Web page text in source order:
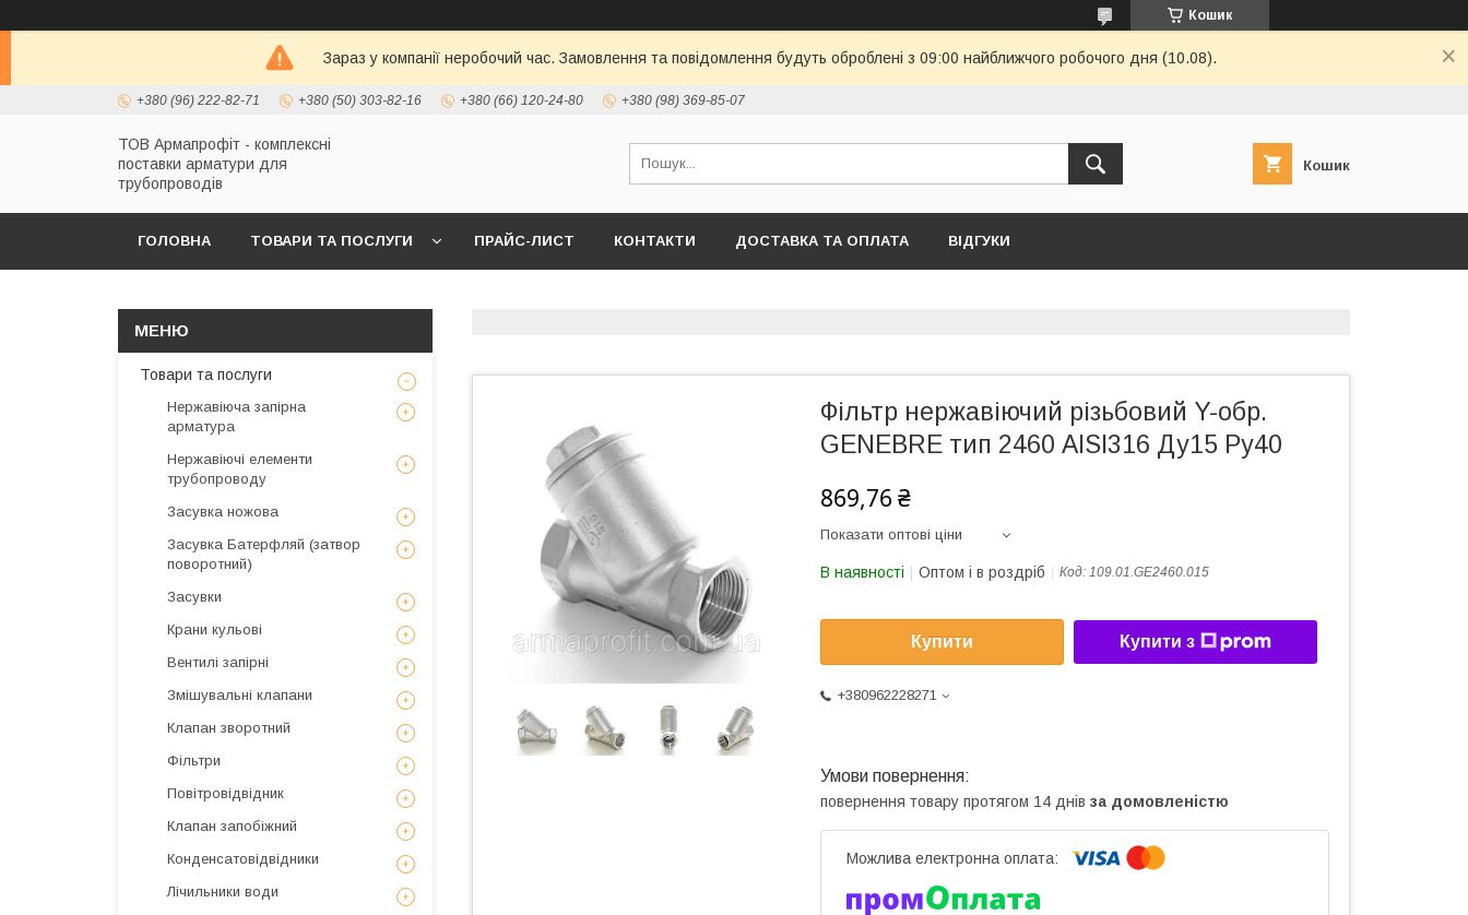
Кошик
Зараз у компанії неробочий час. Замовлення та повідомлення будуть оброблені з 09:00 найближчого робочого дня (10.08).
+380 (96) 222-82-71 +380 (50) 303-82-16 +380 (66) 120-24-80 +380 (98) 369-85-07
ТОВ Армапрофіт - комплексні
поставки арматури для
трубопроводів
Кошик
ГОЛОВНА ТОВАРИ ТА ПОСЛУГИ ПРАЙС-ЛИСТ КОНТАКТИ ДОСТАВКА ТА ОПЛАТА ВІДГУКИ
Фільтр нержавіючий різьбовий Y-обр.
GENEBRE тип 2460 AISI316 Ду15 Ру40
869,76 ₴
Показати оптові ціни
В наявності Оптом і в роздріб Код: 109.01.GE2460.015
Купити Купити з
+380962228271
повернення товару протягом 14 днів за домовленістю
Товари та послуги
Нержавіюча запірна
арматура
Нержавіючі елементи
трубопроводу
Засувка ножова
Засувка Батерфляй (затвор
поворотний)
Засувки
Крани кульові
Вентилі запірні
Змішувальні клапани
Клапан зворотний
Фільтри
Повітровідвідник
Клапан запобіжний
Конденсатовідвідники
Лічильники води